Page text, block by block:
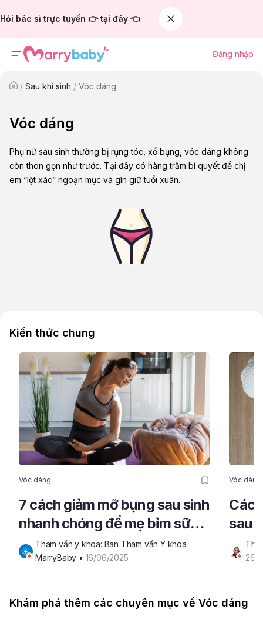
Hỏi bác sĩ trực tuyến 👉 tại đây 👈
Đăng nhập
/ Sau khi sinh / Vóc dáng
Vóc dáng
Phụ nữ sau sinh thường bị rụng tóc, xổ bụng, vóc dáng không
còn thon gọn như trước. Tại đây có hàng trăm bí quyết để chị
em “lột xác” ngoạn mục và gìn giữ tuổi xuân.
Kiến thức chung
Vóc dáng
7 cách giảm mỡ bụng sau sinh
nhanh chóng để mẹ bỉm sữa
lấy lại vóc dáng
Tham vấn y khoa: Ban Tham vấn Y khoa
MarryBaby • 16/06/2025
Vóc dáng
sau
26/
Khám phá thêm các chuyên mục về Vóc dáng